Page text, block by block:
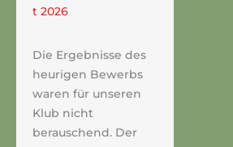
t 2026
Die Ergebnisse des
heurigen Bewerbs
waren für unseren
Klub nicht
berauschend. Der